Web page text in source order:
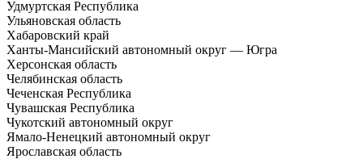
Удмуртская Республика
Ульяновская область
Хабаровский край
Ханты-Мансийский автономный округ — Югра
Херсонская область
Челябинская область
Чеченская Республика
Чувашская Республика
Чукотский автономный округ
Ямало-Ненецкий автономный округ
Ярославская область